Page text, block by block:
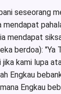
seseorang
mendapat
mendapat
berdoa): "Ya
jika kami lupa
Engkau
Engkau